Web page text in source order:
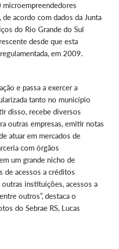
microempreendedores
acordo com dados da Junta
do Rio Grande do Sul
desde que esta
em 2009.
e passa a exercer a
tanto no município
disso, recebe diversos
outras empresas, emitir notas
atuar em mercados de
com órgãos
um grande nicho de
de acessos a créditos
instituições, acessos a
outros”, destaca o
do Sebrae RS, Lucas